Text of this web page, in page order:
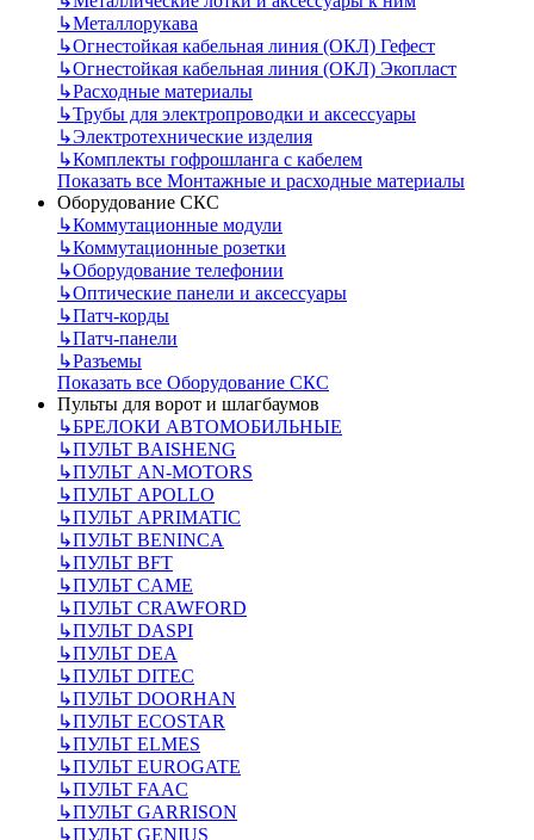
↳Металлорукава
↳Огнестойкая кабельная линия (ОКЛ) Гефест
↳Огнестойкая кабельная линия (ОКЛ) Экопласт
↳Расходные материалы
↳Трубы для электропроводки и аксессуары
↳Электротехнические изделия
↳Комплекты гофрошланга с кабелем
Показать все Монтажные и расходные материалы
Оборудование СКС
↳Коммутационные модули
↳Коммутационные розетки
↳Оборудование телефонии
↳Оптические панели и аксессуары
↳Патч-корды
↳Патч-панели
↳Разъемы
Показать все Оборудование СКС
Пульты для ворот и шлагбаумов
↳БРЕЛОКИ АВТОМОБИЛЬНЫЕ
↳ПУЛЬТ BAISHENG
↳ПУЛЬТ AN-MOTORS
↳ПУЛЬТ APOLLO
↳ПУЛЬТ APRIMATIC
↳ПУЛЬТ BENINCA
↳ПУЛЬТ BFT
↳ПУЛЬТ CAME
↳ПУЛЬТ CRAWFORD
↳ПУЛЬТ DASPI
↳ПУЛЬТ DEA
↳ПУЛЬТ DITEC
↳ПУЛЬТ DOORHAN
↳ПУЛЬТ ECOSTAR
↳ПУЛЬТ ELMES
↳ПУЛЬТ EUROGATE
↳ПУЛЬТ FAAC
↳ПУЛЬТ GARRISON
↳ПУЛЬТ GENIUS